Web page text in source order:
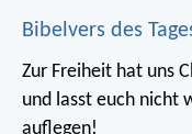
Bibelvers des
Zur Freiheit hat uns
und lasst euch nicht
auflegen!